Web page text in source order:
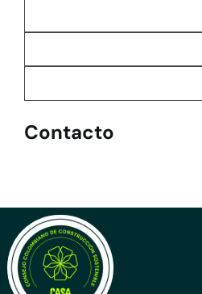
Contacto